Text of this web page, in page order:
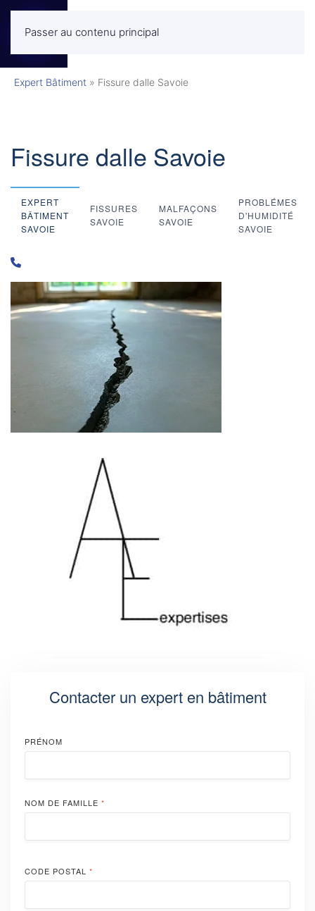
Passer au contenu principalMENU
Expert Bâtiment » Fissure dalle Savoie
Fissure dalle Savoie
EXPERT
BÂTIMENT
SAVOIE
FISSURES
SAVOIE
MALFAÇONS
SAVOIE
PROBLÉMES
D'HUMIDITÉ
SAVOIE
Contacter un expert en bâtiment
PRÉNOM
NOM DE FAMILLE *
CODE POSTAL *